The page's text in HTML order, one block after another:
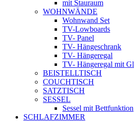
mit Stauraum
WOHNWÄNDE
Wohnwand Set
TV-Lowboards
TV- Panel
TV- Hängeschrank
TV- Hängeregal
TV- Hängeregal mit
BEISTELLTISCH
COUCHTISCH
SATZTISCH
SESSEL
Sessel mit Bettfunktion
SCHLAFZIMMER